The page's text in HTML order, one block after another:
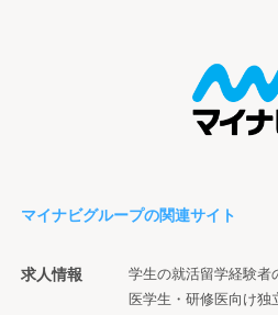
マイナビグループの関連サイト
求人情報 学生の就活留学経験者
医学生・研修医向け独